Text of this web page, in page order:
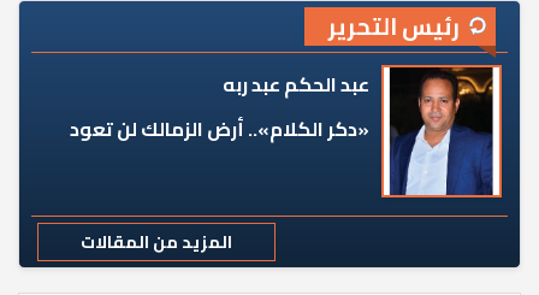
رئيس التحرير
عبد الحكم عبد ربه
«دكر الكلام».. أرض الزمالك لن تعود
المزيد من المقالات